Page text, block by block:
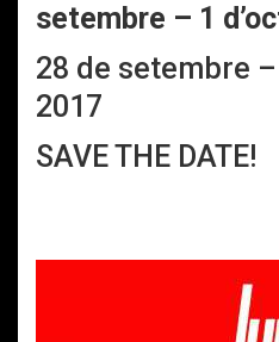
setembre – 1
28 de setembre –
2017
SAVE THE DATE!